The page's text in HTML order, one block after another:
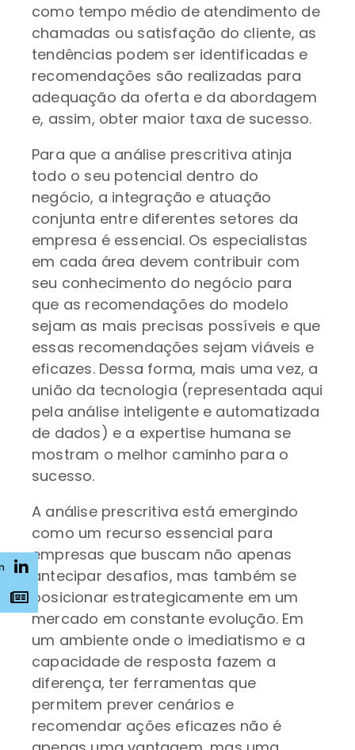
como tempo médio de atendimento de
chamadas ou satisfação do cliente, as
tendências podem ser identificadas e
recomendações são realizadas para
adequação da oferta e da abordagem
e, assim, obter maior taxa de sucesso.
Para que a análise prescritiva atinja
todo o seu potencial dentro do
negócio, a integração e atuação
conjunta entre diferentes setores da
empresa é essencial. Os especialistas
em cada área devem contribuir com
seu conhecimento do negócio para
que as recomendações do modelo
sejam as mais precisas possíveis e que
essas recomendações sejam viáveis e
eficazes. Dessa forma, mais uma vez, a
união da tecnologia (representada aqui
pela análise inteligente e automatizada
de dados) e a expertise humana se
mostram o melhor caminho para o
sucesso.
A análise prescritiva está emergindo
como um recurso essencial para
empresas que buscam não apenas
antecipar desafios, mas também se
posicionar estrategicamente em um
mercado em constante evolução. Em
um ambiente onde o imediatismo e a
capacidade de resposta fazem a
diferença, ter ferramentas que
permitem prever cenários e
recomendar ações eficazes não é